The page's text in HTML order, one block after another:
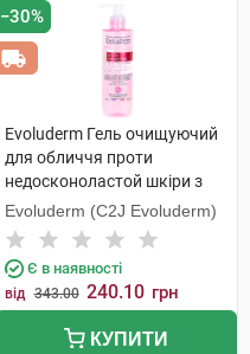
−30%
Evoluderm Гель очищуючий
для обличчя проти
недосконоластой шкіри з
екстрактом рожевого
грейпфруту 250 мл 1 флакон
Evoluderm (C2J Evoluderm)
Є в наявності
від 343.00 240.10 грн
КУПИТИ